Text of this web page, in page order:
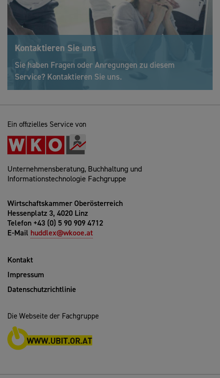
Kontaktieren Sie uns
Sie haben Fragen oder Anregungen zu diesem
Service? Kontaktieren Sie uns.
Ein offizielles Service von
Unternehmensberatung, Buchhaltung und
Informationstechnologie Fachgruppe
Wirtschaftskammer Oberösterreich
Hessenplatz 3, 4020 Linz
Telefon +43 (0) 5 90 909 4712
E-Mail huddlex@wkooe.at
Kontakt
Impressum
Datenschutzrichtlinie
Die Webseite der Fachgruppe